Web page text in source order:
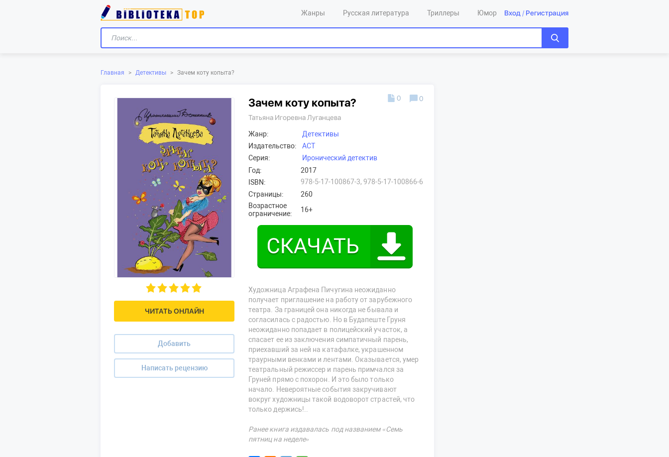
Жанры Русская литература Триллеры Юмор Вход / Регистрация
Главная > Детективы > Зачем коту копыта?
ЧИТАТЬ ОНЛАЙН
Добавить
Написать рецензию
Зачем коту копыта?
Татьяна Игоревна Луганцева
Жанр:
Детективы
Издательство:
АСТ
Серия:
Иронический детектив
Год:
2017
ISBN:
978-5-17-100867-3, 978-5-17-100866-6
Страницы:
260
Возрастное
ограничение:
16+
Художница Аграфена Пичугина неожиданно
получает приглашение на работу от зарубежного
театра. За границей она никогда не бывала и
согласилась с радостью. Но в Будапеште Груня
неожиданно попадает в полицейский участок, а
спасает ее из заключения симпатичный парень,
приехавший за ней на катафалке, украшенном
траурными венками и лентами. Оказывается, умер
театральный режиссер и парень примчался за
Груней прямо с похорон. И это было только
начало. Невероятные события закручивают
вокруг художницы такой водоворот страстей, что
только держись!..
Ранее книга издавалась под названием «Семь
пятниц на неделе»
0 0